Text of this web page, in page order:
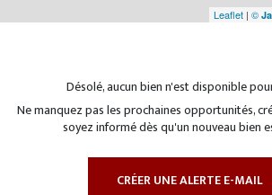
Leaflet | ©
Désolé, aucun bien n'est disponible
Ne manquez pas les prochaines opportunités,
soyez informé dès qu'un nouveau bien
CRÉER UNE ALERTE E-MAIL